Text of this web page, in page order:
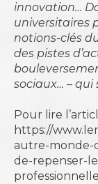
innovation…
universitaires
notions-clés
des pistes
sociaux… – qui
Pour lire
https://
autre-monde-
de-repenser-